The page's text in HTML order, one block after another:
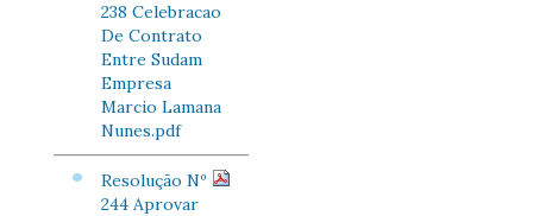
238 Celebracao
De Contrato
Entre Sudam
Empresa
Marcio Lamana
Nunes.pdf
Resolução Nº
244 Aprovar